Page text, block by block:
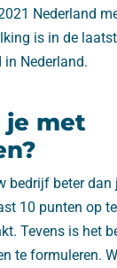
Nederland
is in de
Nederland.
je met
bedrijf beter
10 punten op
Tevens is het
te formuleren.